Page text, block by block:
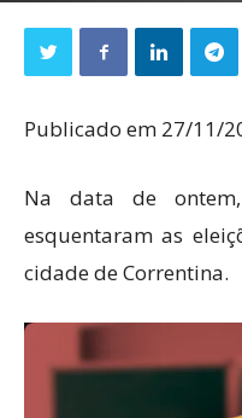
Publicado em 27/11/
Na data de
esquentaram as
cidade de Correntina.